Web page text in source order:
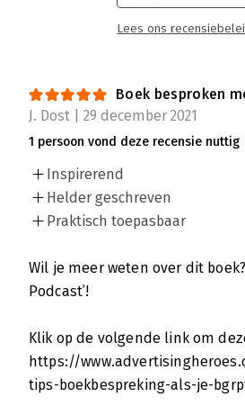
Lees ons
Boek besproken
J. Dost | 29 december 2021
1 persoon vond deze recensie nuttig
Inspirerend
Helder geschreven
Praktisch toepasbaar
Wil je meer weten over dit
Podcast’!
Klik op de volgende link om
https://
tips-boekbespreking-als-je-